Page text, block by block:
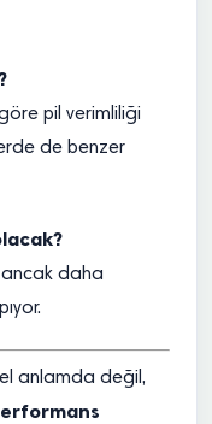
pil verimliliği
de benzer
ancak daha
anlamda değil,